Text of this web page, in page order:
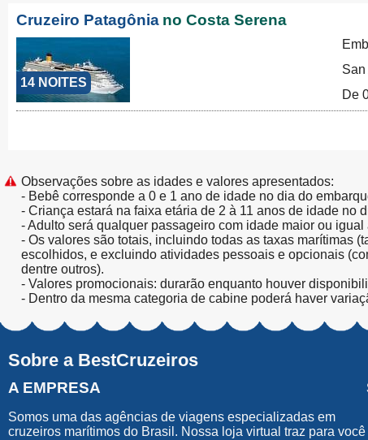
Cruzeiro Patagônia no Costa Serena
14 NOITES
De
Observações sobre as idades e valores apresentados:
- Bebê corresponde a 0 e 1 ano de idade no dia do
- Criança estará na faixa etária de 2 à 11 anos de idade no
- Adulto será qualquer passageiro com idade maior ou
- Os valores são totais, incluindo todas as taxas marítimas
escolhidos, e excluindo atividades pessoais e opcionais
dentre outros).
- Valores promocionais: durarão enquanto houver
- Dentro da mesma categoria de cabine poderá haver
Sobre a BestCruzeiros
A EMPRESA
Somos uma das agências de viagens especializadas em
cruzeiros marítimos do Brasil. Nossa loja virtual traz para você